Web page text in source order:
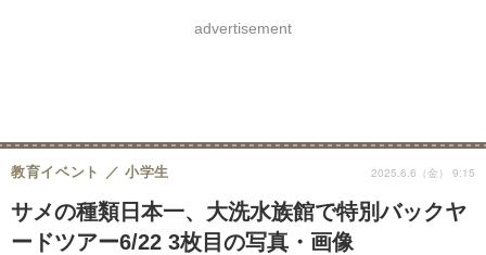
8月開催学校説明会・相談会
advertisement
サメの種類日本一、大洗水族館で特別バックヤ
ードツアー6/22 3枚目の写真・画像
教育イベント 小学生 2025.6.6（金） 9:15